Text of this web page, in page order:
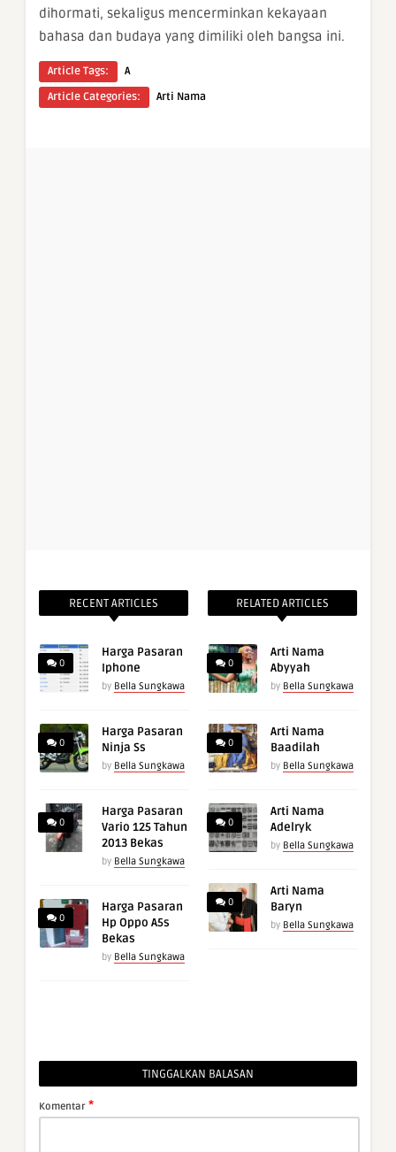
dihormati, sekaligus mencerminkan kekayaan
bahasa dan budaya yang dimiliki oleh bangsa ini.
Article Tags:
A
Article Categories:
Arti Nama
RECENT ARTICLES
0
Harga Pasaran
Iphone
by Bella Sungkawa
0
Harga Pasaran
Ninja Ss
by Bella Sungkawa
0
Harga Pasaran
Vario 125 Tahun
2013 Bekas
by Bella Sungkawa
0
Harga Pasaran
Hp Oppo A5s
Bekas
by Bella Sungkawa
RELATED ARTICLES
0
Arti Nama
Abyyah
by Bella Sungkawa
0
Arti Nama
Baadilah
by Bella Sungkawa
0
Arti Nama
Adelryk
by Bella Sungkawa
0
Arti Nama
Baryn
by Bella Sungkawa
TINGGALKAN BALASAN
Komentar *